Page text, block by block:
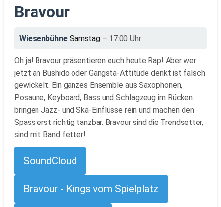
Bravour
Wiesenbühne Samstag – 17:00 Uhr
Oh ja! Bravour präsentieren euch heute Rap! Aber wer
jetzt an Bushido oder Gangsta-Attitüde denkt ist falsch
gewickelt. Ein ganzes Ensemble aus Saxophonen,
Posaune, Keyboard, Bass und Schlagzeug im Rücken
bringen Jazz- und Ska-Einflüsse rein und machen den
Spass erst richtig tanzbar. Bravour sind die Trendsetter,
sind mit Band fetter!
SoundCloud
Bravour - Kings vom Spielplatz